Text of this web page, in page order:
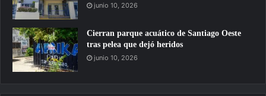
junio 10, 2026
Cierran parque acuático de Santiago Oeste
tras pelea que dejó heridos
junio 10, 2026